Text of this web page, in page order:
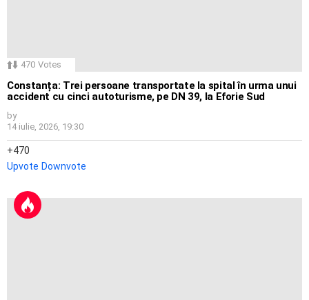
470 Votes
Constanța: Trei persoane transportate la spital în urma unui
accident cu cinci autoturisme, pe DN 39, la Eforie Sud
by
14 iulie, 2026, 19:30
470
Upvote Downvote